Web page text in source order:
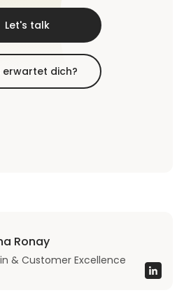
Let's talk
erwartet dich?
Ronay
& Customer Excellence